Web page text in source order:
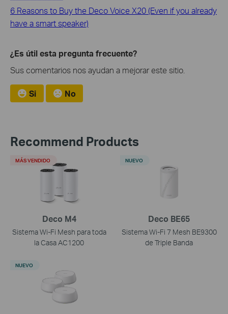
6 Reasons to Buy the Deco Voice X20 (Even if you already
have a smart speaker)
¿Es útil esta pregunta frecuente?
Sus comentarios nos ayudan a mejorar este sitio.
Si No
Recommend Products
Deco M4
Sistema Wi-Fi Mesh para toda
la Casa AC1200
MÁS VENDIDO
Deco BE65
Sistema Wi-Fi 7 Mesh BE9300
de Triple Banda
NUEVO
NUEVO